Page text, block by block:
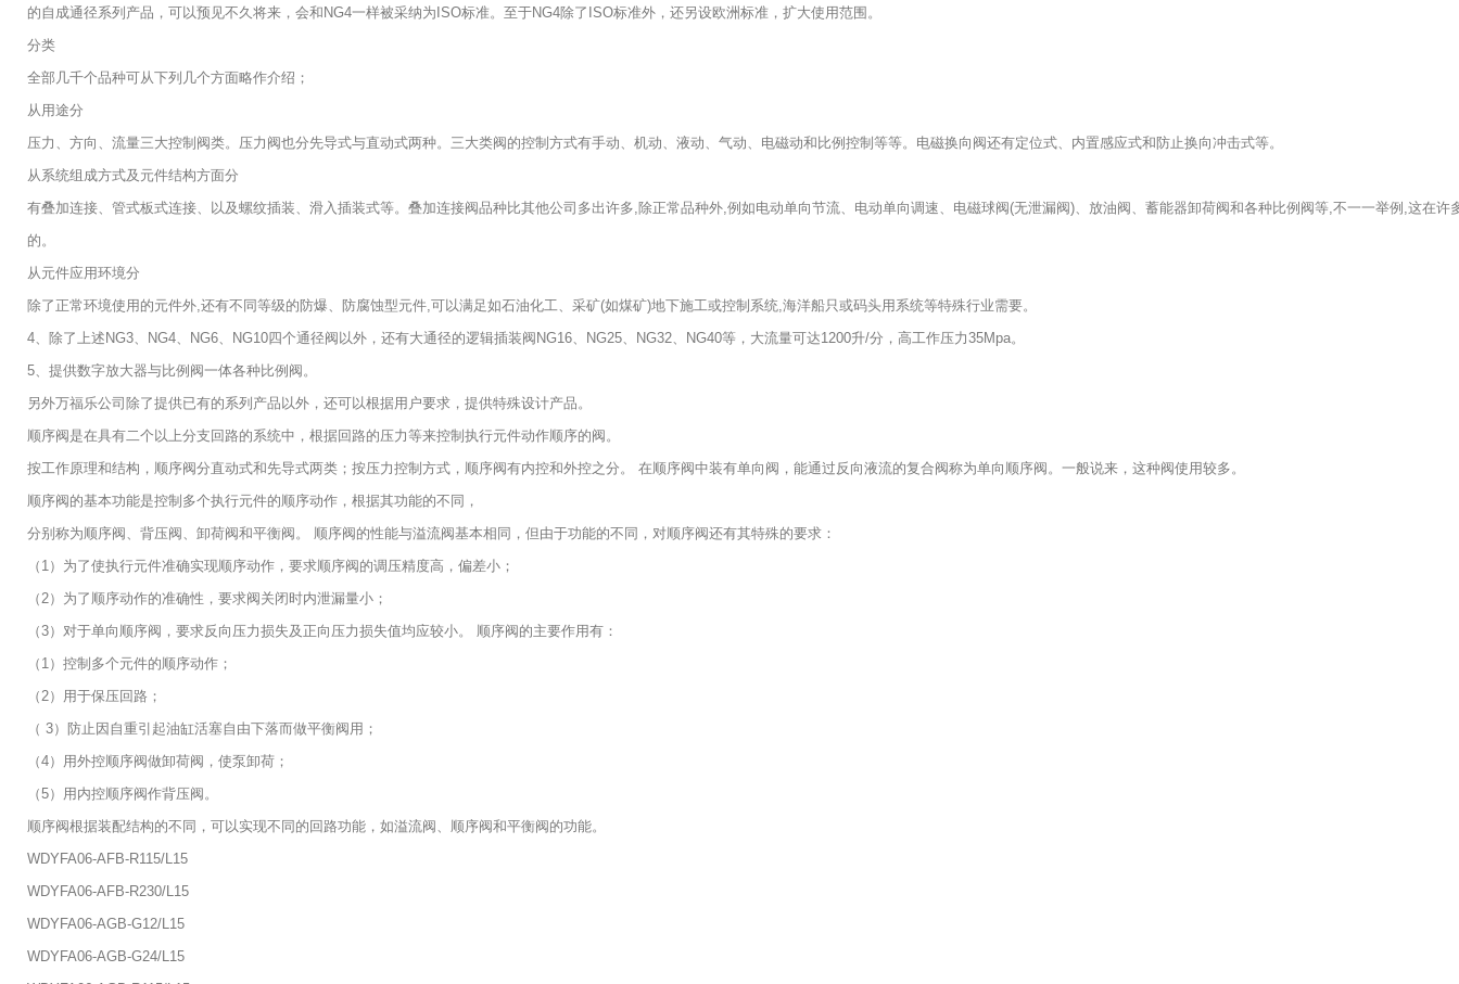
的自成通径系列产品，可以预见不久将来，会和NG4一样被采纳为ISO标准。至于NG4除了ISO标准外，还另设欧洲标准，扩大使用范围。
分类
全部几千个品种可从下列几个方面略作介绍；
从用途分
压力、方向、流量三大控制阀类。压力阀也分先导式与直动式两种。三大类阀的控制方式有手动、机动、液动、气动、电磁动和比例控制等等。电磁换向阀还有定位式、内置感应式和防止换向冲击式等。
从系统组成方式及元件结构方面分
有叠加连接、管式板式连接、以及螺纹插装、滑入插装式等。叠加连接阀品种比其他公司多出许多,除正常品种外,例如电动单向节流、电动单向调速、电磁球阀(无泄漏阀)、放油阀、蓄能器卸荷阀和各种比例阀等,不一一举例,这在许
的。
从元件应用环境分
除了正常环境使用的元件外,还有不同等级的防爆、防腐蚀型元件,可以满足如石油化工、采矿(如煤矿)地下施工或控制系统,海洋船只或码头用系统等特殊行业需要。
4、除了上述NG3、NG4、NG6、NG10四个通径阀以外，还有大通径的逻辑插装阀NG16、NG25、NG32、NG40等，大流量可达1200升/分，高工作压力35Mpa。
5、提供数字放大器与比例阀一体各种比例阀。
另外万福乐公司除了提供已有的系列产品以外，还可以根据用户要求，提供特殊设计产品。
顺序阀是在具有二个以上分支回路的系统中，根据回路的压力等来控制执行元件动作顺序的阀。
按工作原理和结构，顺序阀分直动式和先导式两类；按压力控制方式，顺序阀有内控和外控之分。 在顺序阀中装有单向阀，能通过反向液流的复合阀称为单向顺序阀。一般说来，这种阀使用较多。
顺序阀的基本功能是控制多个执行元件的顺序动作，根据其功能的不同，
分别称为顺序阀、背压阀、卸荷阀和平衡阀。 顺序阀的性能与溢流阀基本相同，但由于功能的不同，对顺序阀还有其特殊的要求：
（1）为了使执行元件准确实现顺序动作，要求顺序阀的调压精度高，偏差小；
（2）为了顺序动作的准确性，要求阀关闭时内泄漏量小；
（3）对于单向顺序阀，要求反向压力损失及正向压力损失值均应较小。 顺序阀的主要作用有：
（1）控制多个元件的顺序动作；
（2）用于保压回路；
（ 3）防止因自重引起油缸活塞自由下落而做平衡阀用；
（4）用外控顺序阀做卸荷阀，使泵卸荷；
（5）用内控顺序阀作背压阀。
顺序阀根据装配结构的不同，可以实现不同的回路功能，如溢流阀、顺序阀和平衡阀的功能。
WDYFA06-AFB-R115/L15
WDYFA06-AFB-R230/L15
WDYFA06-AGB-G12/L15
WDYFA06-AGB-G24/L15